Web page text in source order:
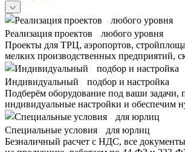
Реализация проектов любого уровня
Проекты для ТРЦ, аэропортов,
мелких производственных предприятий,
Индивидуальный подбор и настройка
Подберём оборудование под ваши задачи,
индивидуальные настройки и обеспечим
Специальные условия для юрлиц
Безналичный расчет с НДС, все